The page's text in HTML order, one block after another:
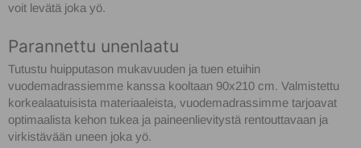
voit levätä joka yö.
Parannettu unenlaatu
Tutustu huipputason mukavuuden ja tuen etuihin
vuodemadrassiemme kanssa kooltaan 90x210 cm. Valmistettu
korkealaatuisista materiaaleista, vuodemadrassimme tarjoavat
optimaalista kehon tukea ja paineenlievitystä rentouttavaan ja
virkistävään uneen joka yö.